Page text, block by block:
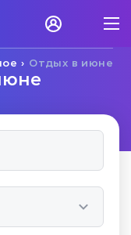
Отдых в июне